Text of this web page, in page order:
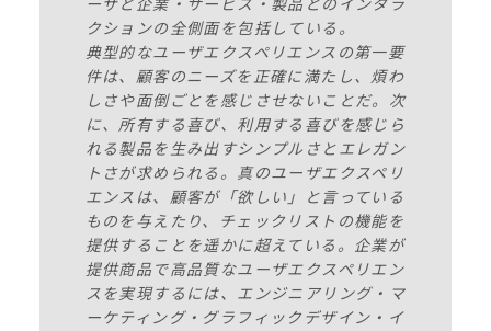
クションの全側面を包括している。
典型的なユーザエクスペリエンスの第一要
件は、顧客のニーズを正確に満たし、煩わ
しさや面倒ごとを感じさせないことだ。次
に、所有する喜び、利用する喜びを感じら
れる製品を生み出すシンプルさとエレガン
トさが求められる。真のユーザエクスペリ
エンスは、顧客が「欲しい」と言っている
ものを与えたり、チェックリストの機能を
提供することを遥かに超えている。企業が
提供商品で高品質なユーザエクスペリエン
スを実現するには、エンジニアリング・マ
ーケティング・グラフィックデザイン・イ